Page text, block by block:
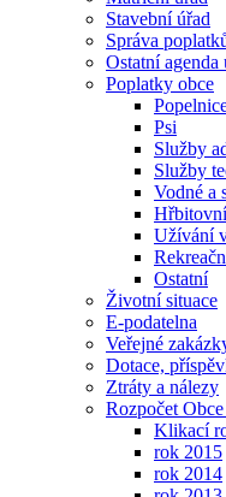
Stavební úřad
Správa
Ostatní agenda
Poplatky obce
Psi
Služby
Služby
Vodné a
Užívání
Ostatní
Životní situace
E-podatelna
Veřejné
Dotace,
Ztráty a nálezy
Rozpočet Obce
Klikací
rok 2015
rok 2014